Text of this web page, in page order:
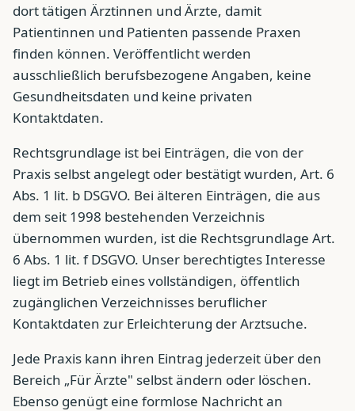
dort tätigen Ärztinnen und Ärzte, damit
Patientinnen und Patienten passende Praxen
finden können. Veröffentlicht werden
ausschließlich berufsbezogene Angaben, keine
Gesundheitsdaten und keine privaten
Kontaktdaten.
Rechtsgrundlage ist bei Einträgen, die von der
Praxis selbst angelegt oder bestätigt wurden, Art. 6
Abs. 1 lit. b DSGVO. Bei älteren Einträgen, die aus
dem seit 1998 bestehenden Verzeichnis
übernommen wurden, ist die Rechtsgrundlage Art.
6 Abs. 1 lit. f DSGVO. Unser berechtigtes Interesse
liegt im Betrieb eines vollständigen, öffentlich
zugänglichen Verzeichnisses beruflicher
Kontaktdaten zur Erleichterung der Arztsuche.
Jede Praxis kann ihren Eintrag jederzeit über den
Bereich „Für Ärzte" selbst ändern oder löschen.
Ebenso genügt eine formlose Nachricht an